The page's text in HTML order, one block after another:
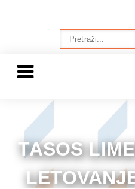
TASOS